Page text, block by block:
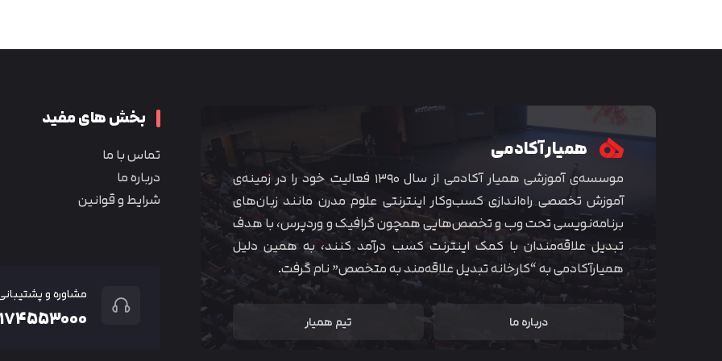
همیار آکادمی
موسسه‌ی آموزشی همیار آکادمی از سال ۱۳۹۰ فعالیت خود را در زمینه‌ی
آموزش تخصصی راه‌اندازی کسب‌و‌کار اینترنتی علوم مدرن مانند زبان‌های
برنامه‌نویسی تحت وب و تخصص‌هایی همچون گرافیک و وردپرس، با هدف
تبدیل علاقه‌مندان با کمک اینترنت کسب درآمد کنند، به همین دلیل
همیارآکادمی به “کارخانه تبدیل علاقه‌مند به متخصص” نام گرفت.
درباره ما تیم همیار
بخش های مفید
تماس با ما
درباره ما
شرایط و قوانین
مشاوره و
متوجه شدم